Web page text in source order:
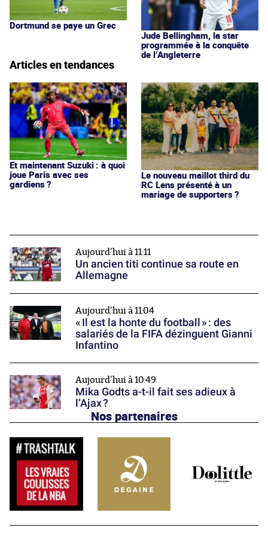
Dortmund se paye un Grec
Jude Bellingham, la star
programmée à la conquête
de l’Angleterre
Articles en tendances
Et maintenant Suzuki : à quoi
joue Paris avec ses
gardiens ?
Le nouveau maillot third du
RC Lens présenté à un
mariage de supporters ?
Aujourd'hui à 11:11
Un ancien titi continue sa route en
Allemagne
Aujourd'hui à 11:04
« Il est la honte du football » : des
salariés de la FIFA dézinguent Gianni
Infantino
Aujourd'hui à 10:49
Mika Godts a-t-il fait ses adieux à
l’Ajax ?
Nos partenaires